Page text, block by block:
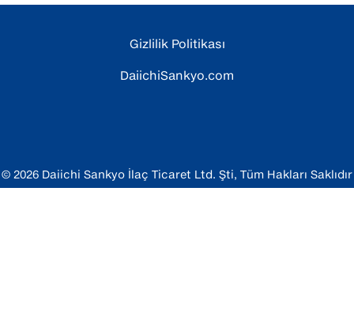
Gizlilik Politikası
DaiichiSankyo.com
© 2026 Daiichi Sankyo İlaç Ticaret Ltd. Şti, Tüm Hakları Saklıdır